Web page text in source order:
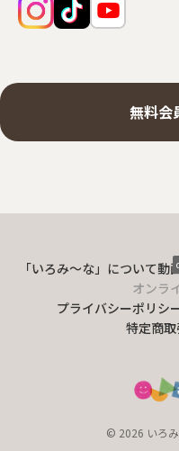
無料会
「いろみ〜な」について動
オンラ
プライバシーポリシ
特定商
© 2026 いろみ